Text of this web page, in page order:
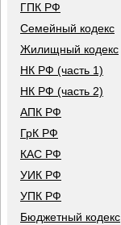
ГПК РФ
Семейный кодекс
Жилищный кодекс
НК РФ (часть 1)
НК РФ (часть 2)
АПК РФ
ГрК РФ
КАС РФ
УИК РФ
УПК РФ
Бюджетный кодекс